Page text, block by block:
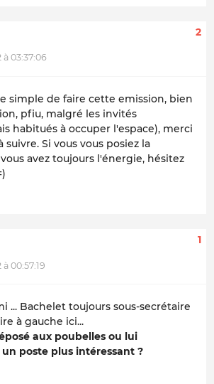
à 03:37:06
2
simple de faire cette emission, bien
pfiu, malgré les invités
habitués à occuper l'espace), merci
Si vous vous posiez la
avez toujours l'énergie, hésitez
à 00:57:19
1
... Bachelet toujours sous-secrétaire
à gauche ici...
aux poubelles ou lui
poste plus intéressant ?